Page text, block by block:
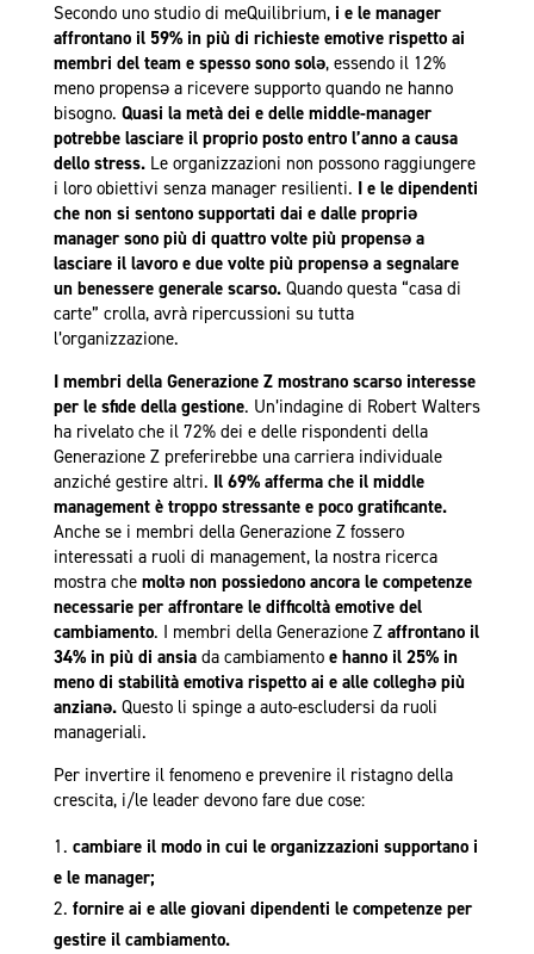
Secondo uno studio di meQuilibrium, i e le manager
affrontano il 59% in più di richieste emotive rispetto ai
membri del team e spesso sono solə, essendo il 12%
meno propensə a ricevere supporto quando ne hanno
bisogno. Quasi la metà dei e delle middle-manager
potrebbe lasciare il proprio posto entro l’anno a causa
dello stress.Le organizzazioni non possono raggiungere
i loro obiettivi senza manager resilienti. I e le dipendenti
che non si sentono supportati dai e dalle propriə
manager sono più di quattro volte più propensə a
lasciare il lavoro e due volte più propensə a segnalare
un benessere generale scarso.Quando questa “casa di
carte” crolla, avrà ripercussioni su tutta
l’organizzazione.
I membri della Generazione Z mostrano scarso interesse
per le sfide della gestione. Un’indagine di Robert Walters
ha rivelato che il 72% dei e delle rispondenti della
Generazione Z preferirebbe una carriera individuale
anziché gestire altri. Il 69% afferma che il middle
management è troppo stressante e poco gratificante.
Anche se i membri della Generazione Z fossero
interessati a ruoli di management, la nostra ricerca
mostra che moltə non possiedono ancora le competenze
necessarie per affrontare le difficoltà emotive del
cambiamento. I membri della Generazione Zaffrontano il
34% in più di ansia da cambiamentoe hanno il 25% in
meno di stabilità emotiva rispetto ai e alle colleghə più
anzianə.Questo li spinge a auto-escludersi da ruoli
manageriali.
Per invertire il fenomeno e prevenire il ristagno della
crescita, i/le leader devono fare due cose:
cambiare il modo in cui le organizzazioni supportano i
e le manager;
fornire ai e alle giovani dipendenti le competenze per
gestire il cambiamento.